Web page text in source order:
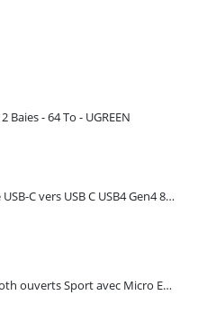
Baies - 64 To - UGREEN
Câble 240W Câble USB-C vers USB C USB4 Gen4 80Gbps pour Thunderbolt 5/4/3, Premium 18K double écran triple 4K PD3.1 - UGREEN
Écouteurs Bluetooth ouverts Sport avec Micro ENC IPX5 – HiTune S3 UGREEN 45785